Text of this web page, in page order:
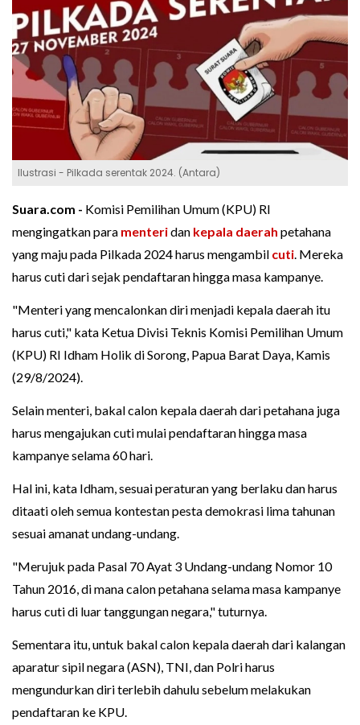
Ilustrasi - Pilkada serentak 2024. (Antara)
Suara.com - Komisi Pemilihan Umum (KPU) RI
mengingatkan para menteridan kepala daerah petahana
yang maju pada Pilkada 2024 harus mengambil cuti. Mereka
harus cuti dari sejak pendaftaran hingga masa kampanye.
"Menteri yang mencalonkan diri menjadi kepala daerah itu
harus cuti," kata Ketua Divisi Teknis Komisi Pemilihan Umum
(KPU) RI Idham Holik di Sorong, Papua Barat Daya, Kamis
(29/8/2024).
Selain menteri, bakal calon kepala daerah dari petahana juga
harus mengajukan cuti mulai pendaftaran hingga masa
kampanye selama 60 hari.
Hal ini, kata Idham, sesuai peraturan yang berlaku dan harus
ditaati oleh semua kontestan pesta demokrasi lima tahunan
sesuai amanat undang-undang.
"Merujuk pada Pasal 70 Ayat 3 Undang-undang Nomor 10
Tahun 2016, di mana calon petahana selama masa kampanye
harus cuti di luar tanggungan negara," tuturnya.
Sementara itu, untuk bakal calon kepala daerah dari kalangan
aparatur sipil negara (ASN), TNI, dan Polri harus
mengundurkan diri terlebih dahulu sebelum melakukan
pendaftaran ke KPU.